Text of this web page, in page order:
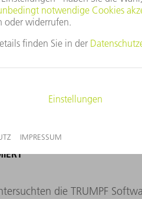
Tube bei der Programmierung
positiv auf die komplette
die TRUMPF